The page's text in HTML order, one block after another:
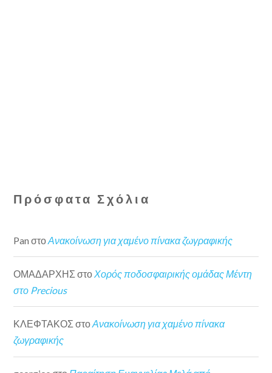
Πρόσφατα Σχόλια
Pan στοΑνακοίνωση για χαμένο πίνακα ζωγραφικής
ΟΜΑΔΑΡΧΗΣ στοΧορός ποδοσφαιρικής ομάδας Μέντη
στο Precious
ΚΛΕΦΤΑΚΟΣ στοΑνακοίνωση για χαμένο πίνακα
ζωγραφικής